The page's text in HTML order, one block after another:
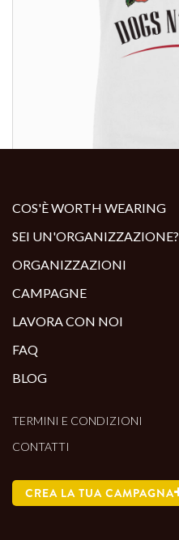
COS'È WORTH WEARING
SEI UN'ORGANIZZAZIONE?
ORGANIZZAZIONI
CAMPAGNE
LAVORA CON NOI
FAQ
BLOG
TERMINI E CONDIZIONI
CONTATTI
CREA LA TUA CAMPAGNA